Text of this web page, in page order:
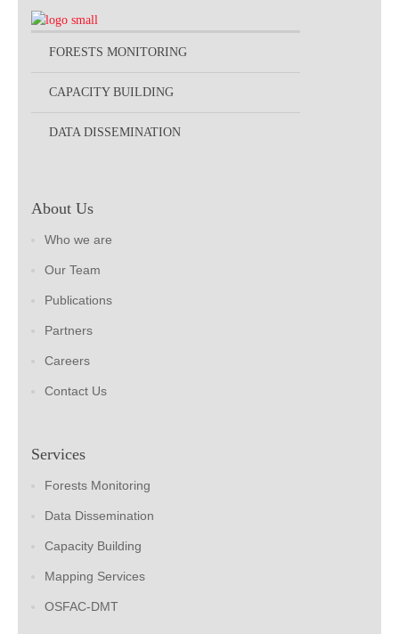
FORESTS MONITORING
CAPACITY BUILDING
DATA DISSEMINATION
About Us
Who we are
Our Team
Publications
Partners
Careers
Contact Us
Services
Forests Monitoring
Data Dissemination
Capacity Building
Mapping Services
OSFAC-DMT